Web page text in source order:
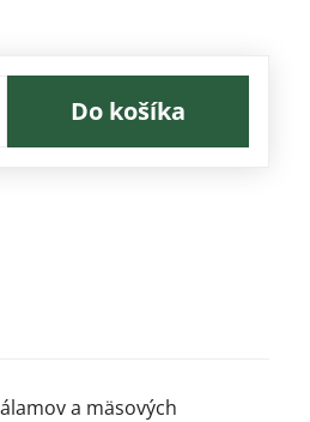
Do košíka
a mäsových